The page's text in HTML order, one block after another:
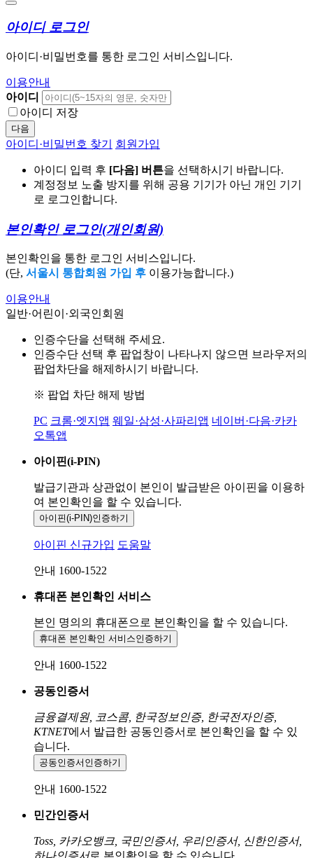
아이디 로그인
아이디·비밀번호를 통한 로그인 서비스입니다.
이용안내
아이디
아이디 저장
다음
아이디·비밀번호 찾기 회원가입
아이디 입력 후 [다음] 버튼을 선택하시기 바랍니다.
계정정보 노출 방지를 위해 공용 기기가 아닌 개인 기기
로 로그인합니다.
본인확인 로그인(개인회원)
본인확인을 통한 로그인 서비스입니다.
(단, 서울시 통합회원 가입 후 이용가능합니다.)
이용안내
일반·어린이·외국인회원
인증수단을 선택해 주세요.
인증수단 선택 후 팝업창이 나타나지 않으면 브라우저의
팝업차단을 해제하시기 바랍니다.
※ 팝업 차단 해제 방법
PC 크롬·엣지앱 웨일·삼성·사파리앱 네이버·다음·카카
오톡앱
아이핀(i-PIN)
발급기관과 상관없이 본인이 발급받은 아이핀을 이용하
여 본인확인을 할 수 있습니다.
아이핀(i-PIN)인증하기
아이핀 신규가입 도움말
안내 1600-1522
휴대폰 본인확인 서비스
본인 명의의 휴대폰으로 본인확인을 할 수 있습니다.
휴대폰 본인확인 서비스인증하기
안내 1600-1522
공동인증서
금융결제원, 코스콤, 한국정보인증, 한국전자인증,
KTNET에서 발급한 공동인증서로 본인확인을 할 수 있
습니다.
공동인증서 인증하기
안내 1600-1522
민간인증서
Toss, 카카오뱅크, 국민인증서, 우리인증서, 신한인증서,